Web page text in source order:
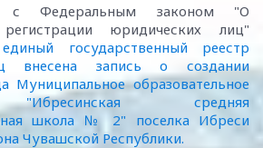
с Федеральным законом "О
регистрации юридических лиц"
государственный реестр
внесена запись о создании
Муниципальное образовательное
средняя
школа № 2" поселка Ибреси
Чувашской Республики.